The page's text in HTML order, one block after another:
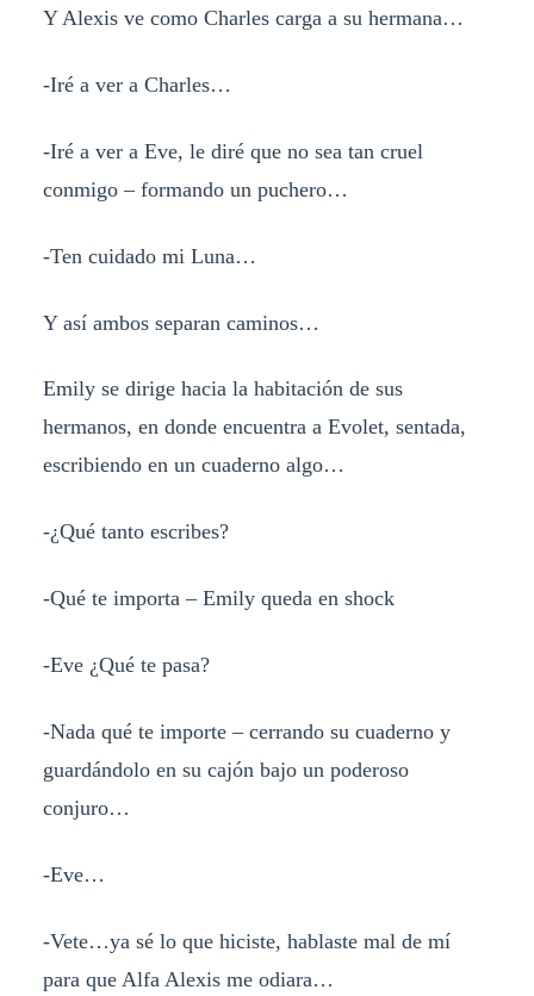
Y Alexis ve como Charles carga a su hermana…
-Iré a ver a Charles…
-Iré a ver a Eve, le diré que no sea tan cruel
conmigo – formando un puchero…
-Ten cuidado mi Luna…
Y así ambos separan caminos…
Emily se dirige hacia la habitación de sus
hermanos, en donde encuentra a Evolet, sentada,
escribiendo en un cuaderno algo…
-¿Qué tanto escribes?
-Qué te importa – Emily queda en shock
-Eve ¿Qué te pasa?
-Nada qué te importe – cerrando su cuaderno y
guardándolo en su cajón bajo un poderoso
conjuro…
-Eve…
-Vete…ya sé lo que hiciste, hablaste mal de mí
para que Alfa Alexis me odiara…